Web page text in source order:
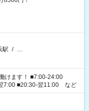
駅 / …
けます！ ■7:00-24:00
7:00 ■20:30-翌11:00 など